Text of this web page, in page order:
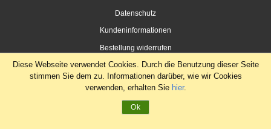
Datenschutz
Kundeninformationen
Bestellung widerrufen
Diese Webseite verwendet Cookies. Durch die Benutzung dieser Seite
stimmen Sie dem zu. Informationen darüber, wie wir Cookies
verwenden, erhalten Sie hier.
Ok